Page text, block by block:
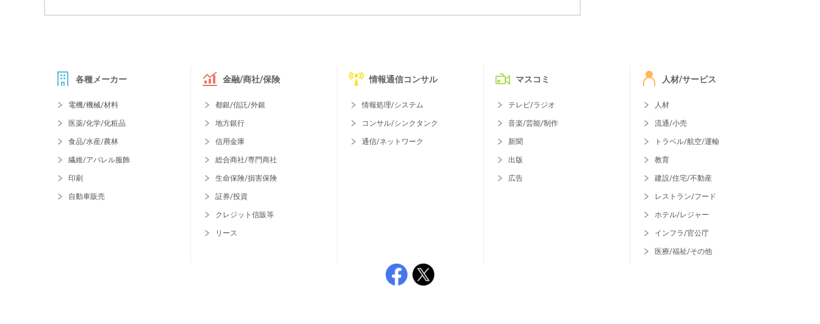
各種メーカー
電機/機械/材料
医薬/化学/化粧品
食品/水産/農林
繊維/アパレル服飾
印刷
自動車販売
金融/商社/保険
都銀/信託/外銀
地方銀行
信用金庫
総合商社/専門商社
生命保険/損害保険
証券/投資
クレジット信販等
リース
情報通信コンサル
情報処理/システム
コンサル/シンクタンク
通信/ネットワーク
マスコミ
テレビ/ラジオ
音楽/芸能/制作
新聞
出版
広告
人材/サービス
人材
流通/小売
トラベル/航空/運輸
教育
建設/住宅/不動産
レストラン/フード
ホテル/レジャー
インフラ/官公庁
医療/福祉/その他